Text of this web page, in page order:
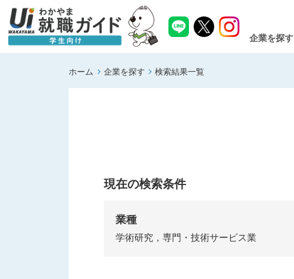
企業を探す
ホーム 企業を探す 検索結果一覧
現在の検索条件
業種
学術研究，専門・技術サービス業